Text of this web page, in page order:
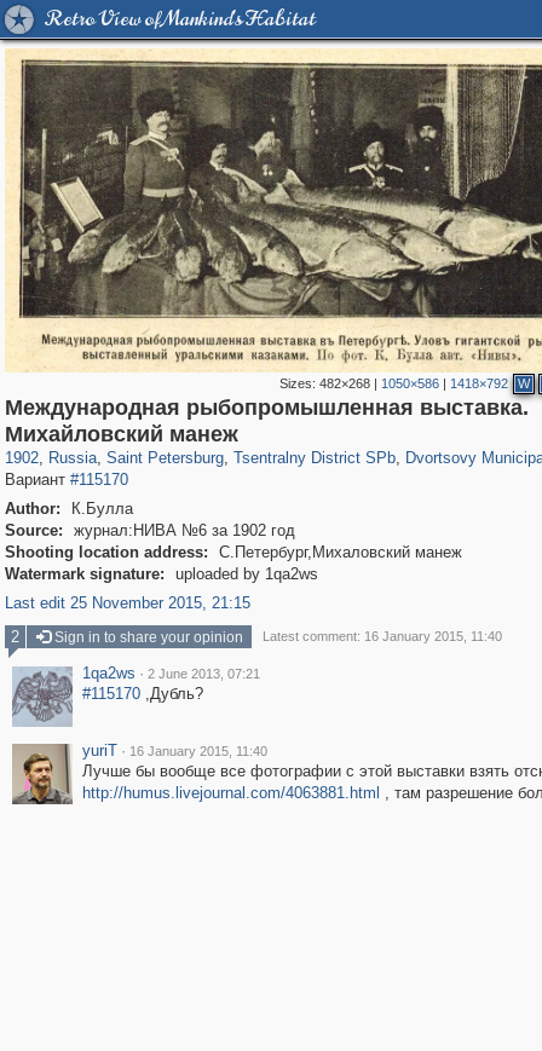
Retro View of Mankind's Habitat
Sizes:482×268 | 1050×586 | 1418×792 W
Международная рыбопромышленная выставка.
Михайловский манеж
1902, Russia
1,406,871 29,248
, Saint Petersburg
197,175 5,714
, Tsentralny District SPb
50,244
, Dvortsovy
Вариант #115170
Author:
К.Булла
Source:
журнал:НИВА №6 за 1902 год
Shooting location address:
С.Петербург,Михаловский манеж
Watermark signature:
uploaded by 1qa2ws
Last edit 25 November 2015, 21:15
2
Sign in to share your opinion Latest comment: 16 January 2015, 11:40
1qa2ws · 2 June 2013, 07:21
#115170,Дубль?
yuriT · 16 January 2015, 11:40
Лучше бы вообще все фотографии с этой выставки взять
http://humus.livejournal.com/4063881.html , там разрешение